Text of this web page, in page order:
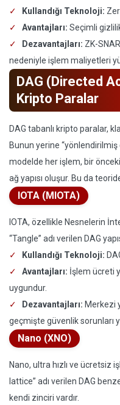
Kullandığı Teknoloji:
Avantajları: Seçimli
Dezavantajları: ZK-
nedeniyle işlem maliyetleri
DAG (Directed
Kripto Paralar
DAG tabanlı kripto paralar,
Bunun yerine “yönlendirilmiş
modelde her işlem, bir
ağ yapısı oluşur. Bu da
IOTA (MIOTA)
IOTA, özellikle Nesnelerin
“Tangle” adı verilen DAG
Kullandığı Teknoloji:
Avantajları: İşlem ücreti
uygundur.
Dezavantajları: Merkezi
geçmişte güvenlik sorunları
Nano (XNO)
Nano, ultra hızlı ve ücretsiz
lattice” adı verilen DAG
kendi zinciri vardır.